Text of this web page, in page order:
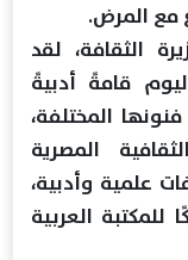
الثقافة، لقد
قامةً أدبيةً
المختلفة،
‏المصرية
علمية وأدبية،
العربية